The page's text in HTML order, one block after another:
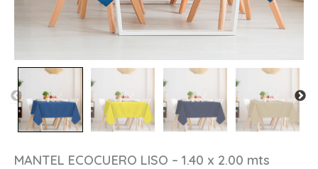
MANTEL ECOCUERO LISO – 1.40 x 2.00 mts